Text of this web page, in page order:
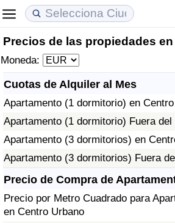
Precios de las propiedades
Moneda:
Cuotas de Alquiler al Mes
Apartamento (1 dormitorio) en
Apartamento (1 dormitorio) Fuera del
Apartamento (3 dormitorios) en
Apartamento (3 dormitorios) Fuera
Precio de Compra de
Precio por Metro Cuadrado para
en Centro Urbano
Coste de vida
Índice de Costo de Vida (Actual)
Índice de Costo de Vida
Índice de costo de vida por país
Precios de las propiedades
Índice de Precios de Inmuebles
Índice de Precios de Inmuebles
Índice de Precios de Inmuebles
Calidad de Vida
Índice de Calidad de Vida
Índice de Calidad de Vida (Actual)
Índice de calidad de vida por país
Calificación del Índice de
(Actual)